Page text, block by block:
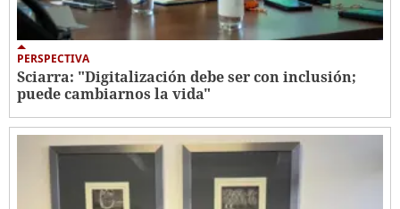
PERSPECTIVA
Sciarra: "Digitalización debe ser con inclusión;
puede cambiarnos la vida"